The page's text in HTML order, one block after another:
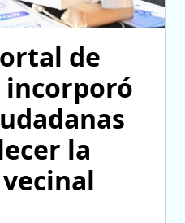
de
incorporó
la